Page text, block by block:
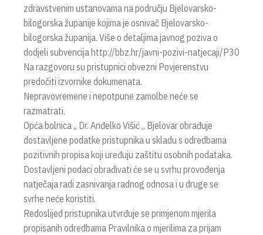
zdravstvenim ustanovama na području Bjelovarsko-
bilogorska županije kojima je osnivač Bjelovarsko-
bilogorska županija. Više o detaljima javnog poziva o
dodjeli subvencija http://bbz.hr/javni-pozivi-natjecaji/P30
Na razgovoru su pristupnici obvezni Povjerenstvu
predočiti izvornike dokumenata.
Nepravovremene i nepotpune zamolbe neće se
razmatrati.
Opća bolnica „ Dr. Anđelko Višić „ Bjelovar obrađuje
dostavljene podatke pristupnika u skladu s odredbama
pozitivnih propisa koji uređuju zaštitu osobnih podataka.
Dostavljeni podaci obrađivati će se u svrhu provođenja
natječaja radi zasnivanja radnog odnosa i u druge se
svrhe neće koristiti.
Redoslijed pristupnika utvrđuje se primjenom mjerila
propisanih odredbama Pravilnika o mjerilima za prijam